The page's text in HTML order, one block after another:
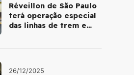
Réveillon de São Paulo
terá operação especial
das linhas de trem e
26/12/2025